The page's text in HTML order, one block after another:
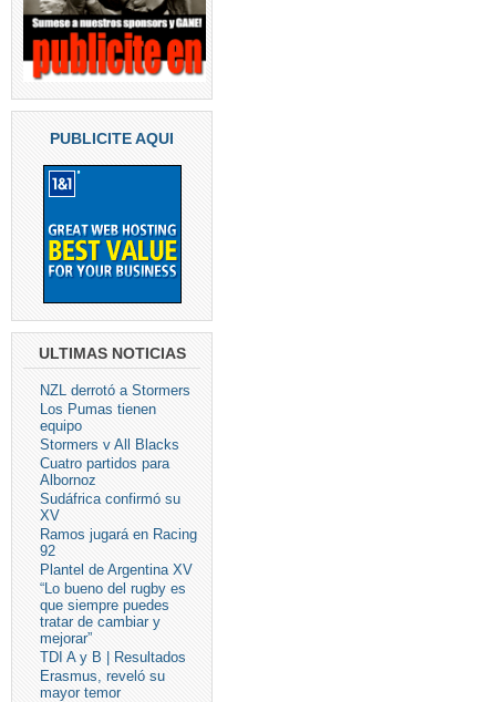
PUBLICITE AQUI
ULTIMAS NOTICIAS
NZL derrotó a Stormers
Los Pumas tienen
equipo
Stormers v All Blacks
Cuatro partidos para
Albornoz
Sudáfrica confirmó su
XV
Ramos jugará en Racing
92
Plantel de Argentina XV
“Lo bueno del rugby es
que siempre puedes
tratar de cambiar y
mejorar”
TDI A y B | Resultados
Erasmus, reveló su
mayor temor